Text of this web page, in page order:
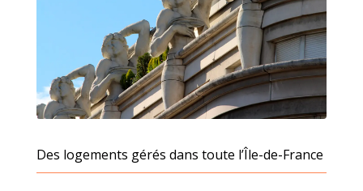
Des logements gérés dans toute l’Île-de-France